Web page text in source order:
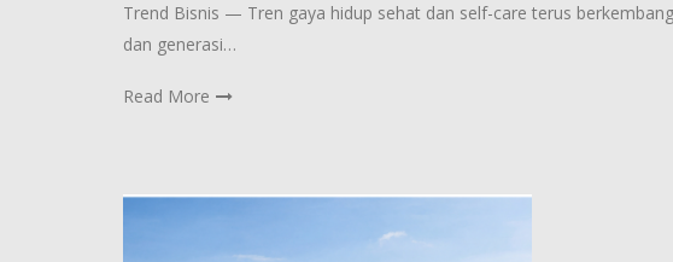
Trend Bisnis — Tren gaya hidup sehat dan self-care terus
dan generasi…
Read More